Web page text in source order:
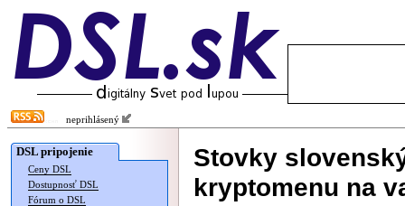
neprihlásený
DSL pripojenie
Ceny DSL
Dostupnosť DSL
Fórum o DSL
Stovky
kryptomenu na